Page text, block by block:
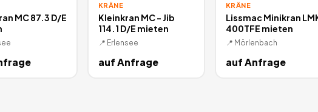
MC 87.3 D/E
KRÄNE
Kleinkran MC - Jib
114.1 D/E mieten
📍 Erlensee
auf Anfrage
KRÄNE
Lissmac Minikran
400TFE mieten
📍 Mörlenbach
auf Anfrage